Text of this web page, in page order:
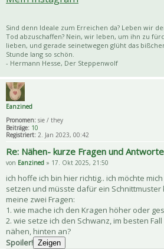
Sind denn Ideale zum Erreichen da? Leben wir
Tod abzuschaffen? Nein, wir leben, um ihn zu
lieben, und gerade seinetwegen glüht das
Stunde lang so schön.
- Hermann Hesse, Der Steppenwolf
Eanzined
Pronomen: sie / they
Beiträge: 10
Registriert: 2. Jan 2023, 00:42
Re: Nähen- kurze Fragen und
von Eanzined » 17. Okt 2025, 21:50
ich hoffe ich bin hier richtig.. ich möchte
setzen und müsste dafür ein Schnittmuster
meine zwei Fragen:
1. wie mache ich den Kragen höher oder
2. wie setze ich den Schwanz, im besten
nähen, hinten an?
Spoiler! Zeigen